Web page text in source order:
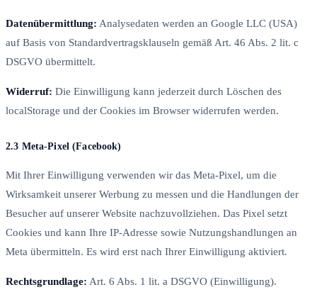
Datenübermittlung: Analysedaten werden an Google LLC (USA)
auf Basis von Standardvertragsklauseln gemäß Art. 46 Abs. 2 lit. c
DSGVO übermittelt.
Widerruf: Die Einwilligung kann jederzeit durch Löschen des
localStorage und der Cookies im Browser widerrufen werden.
2.3 Meta-Pixel (Facebook)
Mit Ihrer Einwilligung verwenden wir das Meta-Pixel, um die
Wirksamkeit unserer Werbung zu messen und die Handlungen der
Besucher auf unserer Website nachzuvollziehen. Das Pixel setzt
Cookies und kann Ihre IP-Adresse sowie Nutzungshandlungen an
Meta übermitteln. Es wird erst nach Ihrer Einwilligung aktiviert.
Rechtsgrundlage: Art. 6 Abs. 1 lit. a DSGVO (Einwilligung).